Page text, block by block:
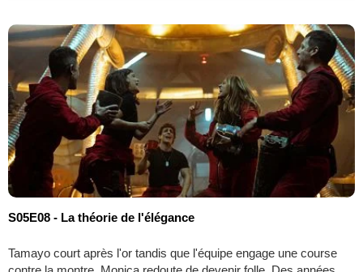
S05E08 - La théorie de l'élégance
Tamayo court après l'or tandis que l'équipe engage une course